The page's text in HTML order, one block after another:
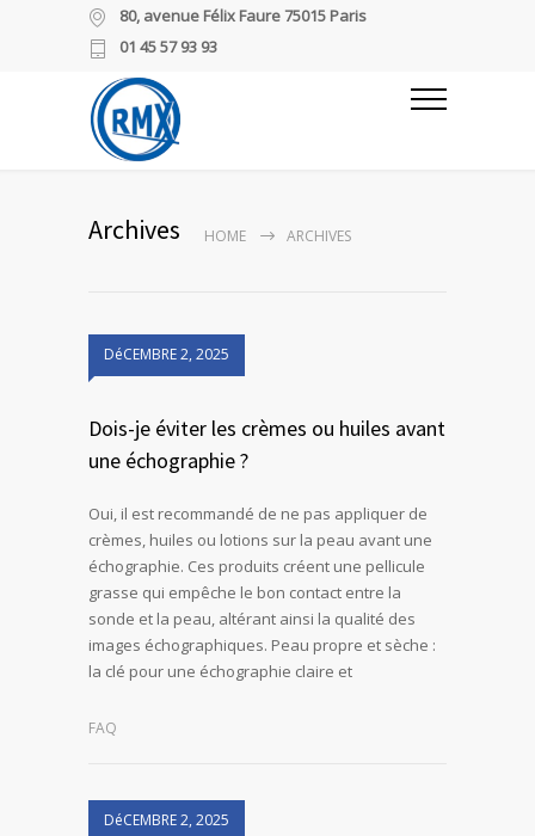
80, avenue Félix Faure 75015 Paris
01 45 57 93 93
Archives HOME ARCHIVES
DéCEMBRE 2, 2025
Dois-je éviter les crèmes ou huiles avant
une échographie ?
Oui, il est recommandé de ne pas appliquer de
crèmes, huiles ou lotions sur la peau avant une
échographie. Ces produits créent une pellicule
grasse qui empêche le bon contact entre la
sonde et la peau, altérant ainsi la qualité des
images échographiques. Peau propre et sèche :
la clé pour une échographie claire et
FAQ
DéCEMBRE 2, 2025